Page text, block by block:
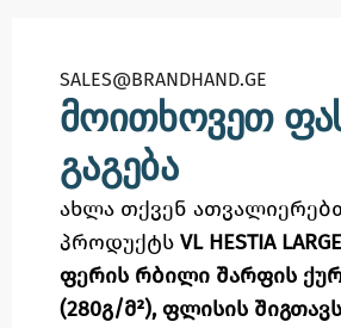
SALES@BRANDHAND.GE​
მოითხოვეთ
გაგება
ახლა თქვენ
პროდუქტს VL HESTIA
ფერის რბილი შარფის
(280გ/მ²), ფლისის